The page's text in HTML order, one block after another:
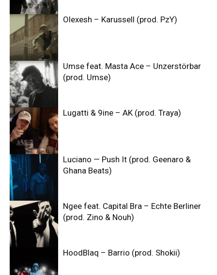
Olexesh – Karussell (prod. PzY)
Umse feat. Masta Ace – Unzerstörbar
(prod. Umse)
Lugatti & 9ine – AK (prod. Traya)
Luciano — Push It (prod. Geenaro &
Ghana Beats)
Ngee feat. Capital Bra – Echte Berliner
(prod. Zino & Nouh)
HoodBlaq – Barrio (prod. Shokii)